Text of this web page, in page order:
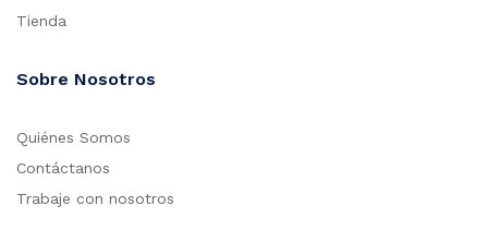
Tienda
Sobre Nosotros
Quiénes Somos
Contáctanos
Trabaje con nosotros